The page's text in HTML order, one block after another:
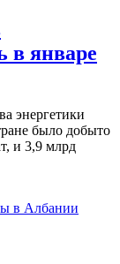
в январе
энергетики
было добыто
и 3,9 млрд